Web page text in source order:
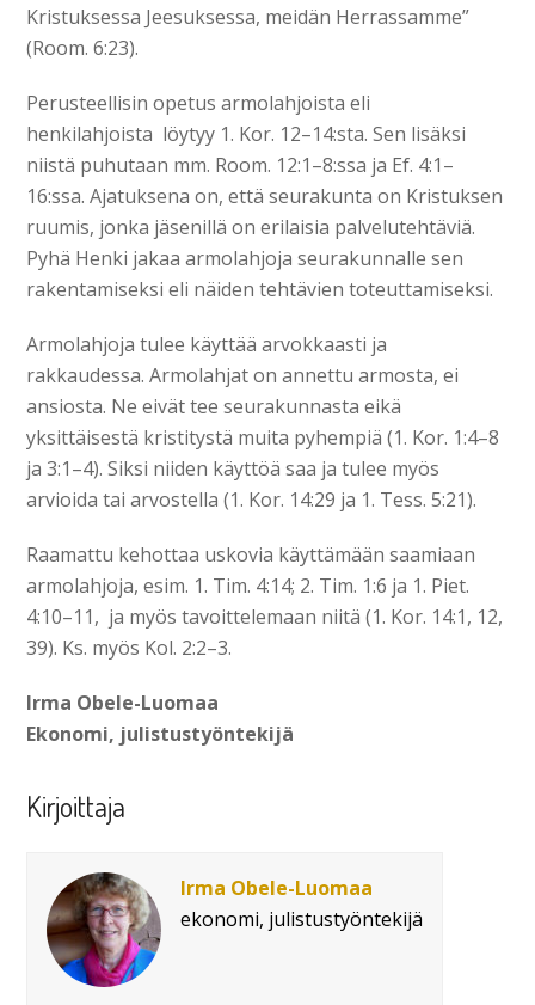
Kristuksessa Jeesuksessa, meidän Herrassamme”
(Room. 6:23).
Perusteellisin opetus armolahjoista eli
henkilahjoista löytyy 1. Kor. 12–14:sta. Sen lisäksi
niistä puhutaan mm. Room. 12:1–8:ssa ja Ef. 4:1–
16:ssa. Ajatuksena on, että seurakunta on Kristuksen
ruumis, jonka jäsenillä on erilaisia palvelutehtäviä.
Pyhä Henki jakaa armolahjoja seurakunnalle sen
rakentamiseksi eli näiden tehtävien toteuttamiseksi.
Armolahjoja tulee käyttää arvokkaasti ja
rakkaudessa. Armolahjat on annettu armosta, ei
ansiosta. Ne eivät tee seurakunnasta eikä
yksittäisestä kristitystä muita pyhempiä (1. Kor. 1:4–8
ja 3:1–4). Siksi niiden käyttöä saa ja tulee myös
arvioida tai arvostella (1. Kor. 14:29 ja 1. Tess. 5:21).
Raamattu kehottaa uskovia käyttämään saamiaan
armolahjoja, esim. 1. Tim. 4:14; 2. Tim. 1:6 ja 1. Piet.
4:10–11, ja myös tavoittelemaan niitä (1. Kor. 14:1, 12,
39). Ks. myös Kol. 2:2–3.
Irma Obele-Luomaa
Ekonomi, julistustyöntekijä
Kirjoittaja
Irma Obele-Luomaa
ekonomi, julistustyöntekijä